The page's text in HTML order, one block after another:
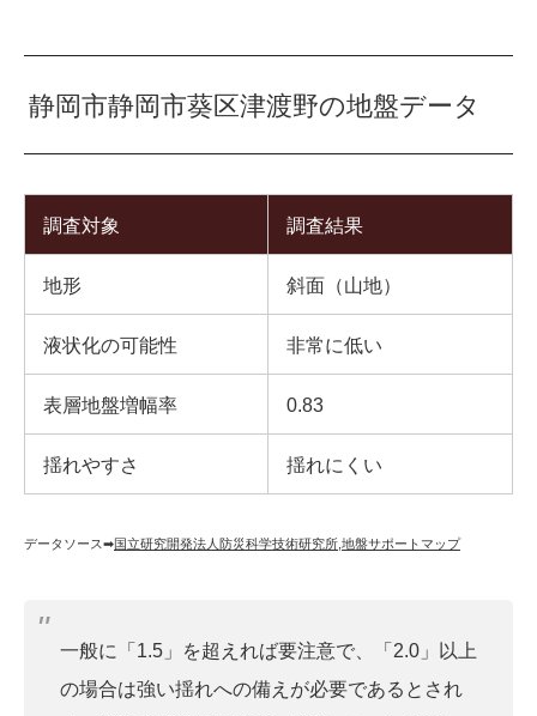
静岡市静岡市葵区津渡野の地盤データ
調査対象 調査結果
地形 斜面（山地）
液状化の可能性 非常に低い
表層地盤増幅率 0.83
揺れやすさ 揺れにくい
データソース➡︎国立研究開発法人防災科学技術研究所 地盤サポートマップ
一般に「1.5」を超えれば要注意で、「2.0」以上
の場合は強い揺れへの備えが必要であるとされ